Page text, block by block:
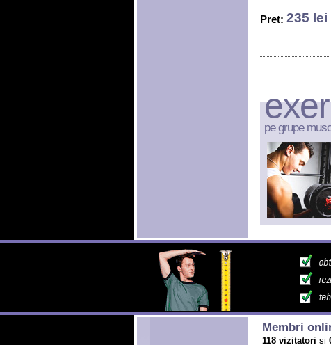
Pret: 235 lei
pe grupe
Membri
118 vizitatori si